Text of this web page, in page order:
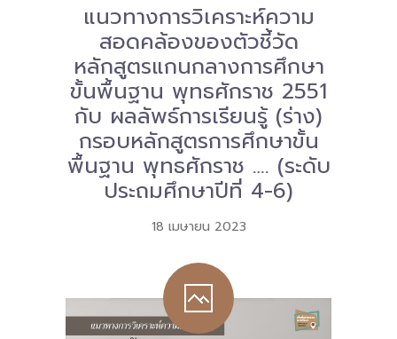
แนวทางการวิเคราะห์ความ
สอดคล้องของตัวชี้วัด
หลักสูตรแกนกลางการศึกษา
ขั้นพื้นฐาน พุทธศักราช 2551
กับ ผลลัพธ์การเรียนรู้ (ร่าง)
กรอบหลักสูตรการศึกษาขั้น
พื้นฐาน พุทธศักราช …. (ระดับ
ประถมศึกษาปีที่ 4-6)
18 เมษายน 2023